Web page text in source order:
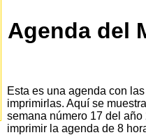
Agenda del
Esta es una agenda con
imprimirlas. Aquí se
semana número 17 del
imprimir la agenda de 8